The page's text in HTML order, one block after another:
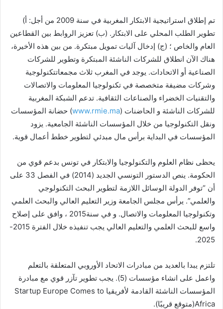
تم إطلاق استراتيجية الابتكار المغربية في سنة 2009 من أجل: أ)
تطوير الطلب المحلي على الابتكار. (ب) تعزيز الروابط بين القطاعين
العام والخاص ؛ (ج) إدخال آليات تمويل مبتكرة. من بين هذه الأخيرة،
هناك الآن انطلاق للشركات الناشئة المبتكرة وتطوير للشركات
الصناعية أو الاتحادات. يوجد في المغرب ثلاث مجمعاتتكنولوجية
وشركات مضيفة متخصصة في تكنولوجيا المعلومات والاتصالات
والتقنيات الخضراء والصناعات الثقافية. تدعم الشبكة المغربية
للشركات الناشئة و الحاضنات (www.rmie.ma) حضانة المؤسسات
ونقل التكنولوجيا من خلال المؤسسات الناشئة الجامعية. يزود
المؤسسات في البداية برأس مال مبدئي لتطوير خطط أعمال قوية.
يحظى نظام العلوم والتكنولوجيا والابتكار في تونس بدعم قوي من
الحكومة. ينص الدستور التونسي الجديد (2014) في الفصل 33 على
أن “توفر الدولة الوسائل اللازمة لتطوير البحث التكنولوجي
والعلمي”. يرأس مجلس الجامعة وزير التعليم العالي والبحث العلمي
وتكنولوجيا المعلومات والاتصال. و في سنة2015 ، وافق على إصلاح
واسع للبحث العلمي والتعليم العالي يجب تنفيذه خلال الفترة 2015-
2025.
تلتزم يبدا بالعديد من مبادرات الاتحاد الأوروبي المتعلقة بالتعلم
واعمل على انشاء مؤسسات (5). يجب تطوير تآزر قوي مع مبادرة
المؤسسات الناشئة القادمة لأفريقيا Startup Europe Comes to
Africa(متوقع قريبًا).